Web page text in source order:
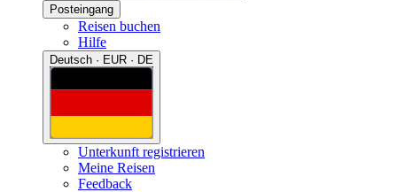
Posteingang
Reisen buchen
Hilfe
Deutsch · EUR · DE
Unterkunft registrieren
Meine Reisen
Feedback